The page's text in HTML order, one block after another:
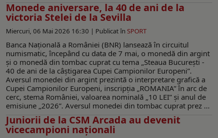
Monede aniversare, la 40 de ani de la
victoria Stelei de la Sevilla
Miercuri, 06 Mai 2026 16:30 | Publicat în SPORT
Banca Națională a României (BNR) lansează în circuitul
numismatic, începând cu data de 7 mai, o monedă din argint
și o monedă din tombac cuprat cu tema „Steaua București -
40 de ani de la câștigarea Cupei Campionilor Europeni”.
Aversul monedei din argint prezintă o interpretare grafică a
Cupei Campionilor Europeni, inscripția „ROMANIA” în arc de
cerc, stema României, valoarea nominală „10 LEI” și anul de
emisiune „2026”. Aversul monedei din tombac cuprat prez ...
Juniorii de la CSM Arcada au devenit
vicecampioni naţionali